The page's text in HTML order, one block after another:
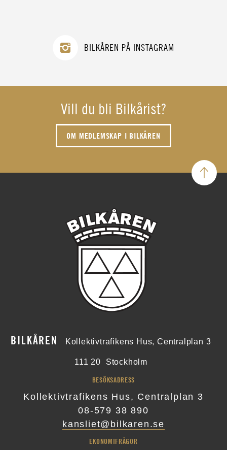
BILKÅREN PÅ INSTAGRAM
Vill du bli Bilkårist?
OM MEDLEMSKAP I BILKÅREN
BILKÅREN Kollektivtrafikens Hus, Centralplan 3
111 20 Stockholm
BESÖKSADRESS
Kollektivtrafikens Hus, Centralplan 3
08-579 38 890
kansliet@bilkaren.se
EKONOMIFRÅGOR